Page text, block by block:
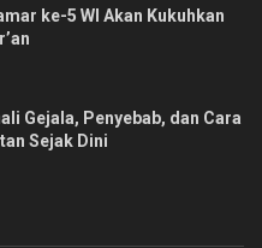
ke-5 WI Akan Kukuhkan
Gejala, Penyebab, dan Cara
Sejak Dini